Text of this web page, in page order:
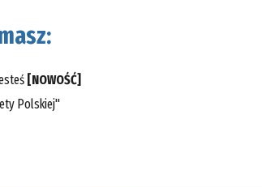
[NOWOŚĆ]
Polskiej"